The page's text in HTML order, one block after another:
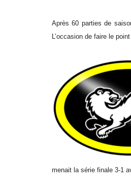
Après 60 parties de
L’occasion de faire le
menait la série finale 3-1